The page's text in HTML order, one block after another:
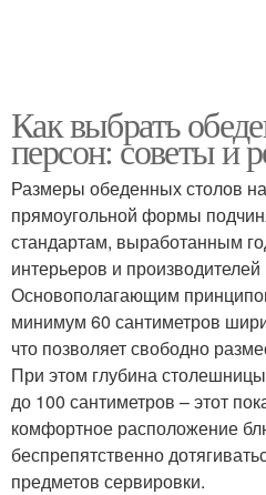
Как выбрать
персон: советы и
Размеры обеденных столов
прямоугольной формы
стандартам, выработанным
интерьеров и
Основополагающим
минимум 60 сантиметров
что позволяет свободно
При этом глубина
до 100 сантиметров – этот
комфортное расположение
беспрепятственно
предметов сервировки.